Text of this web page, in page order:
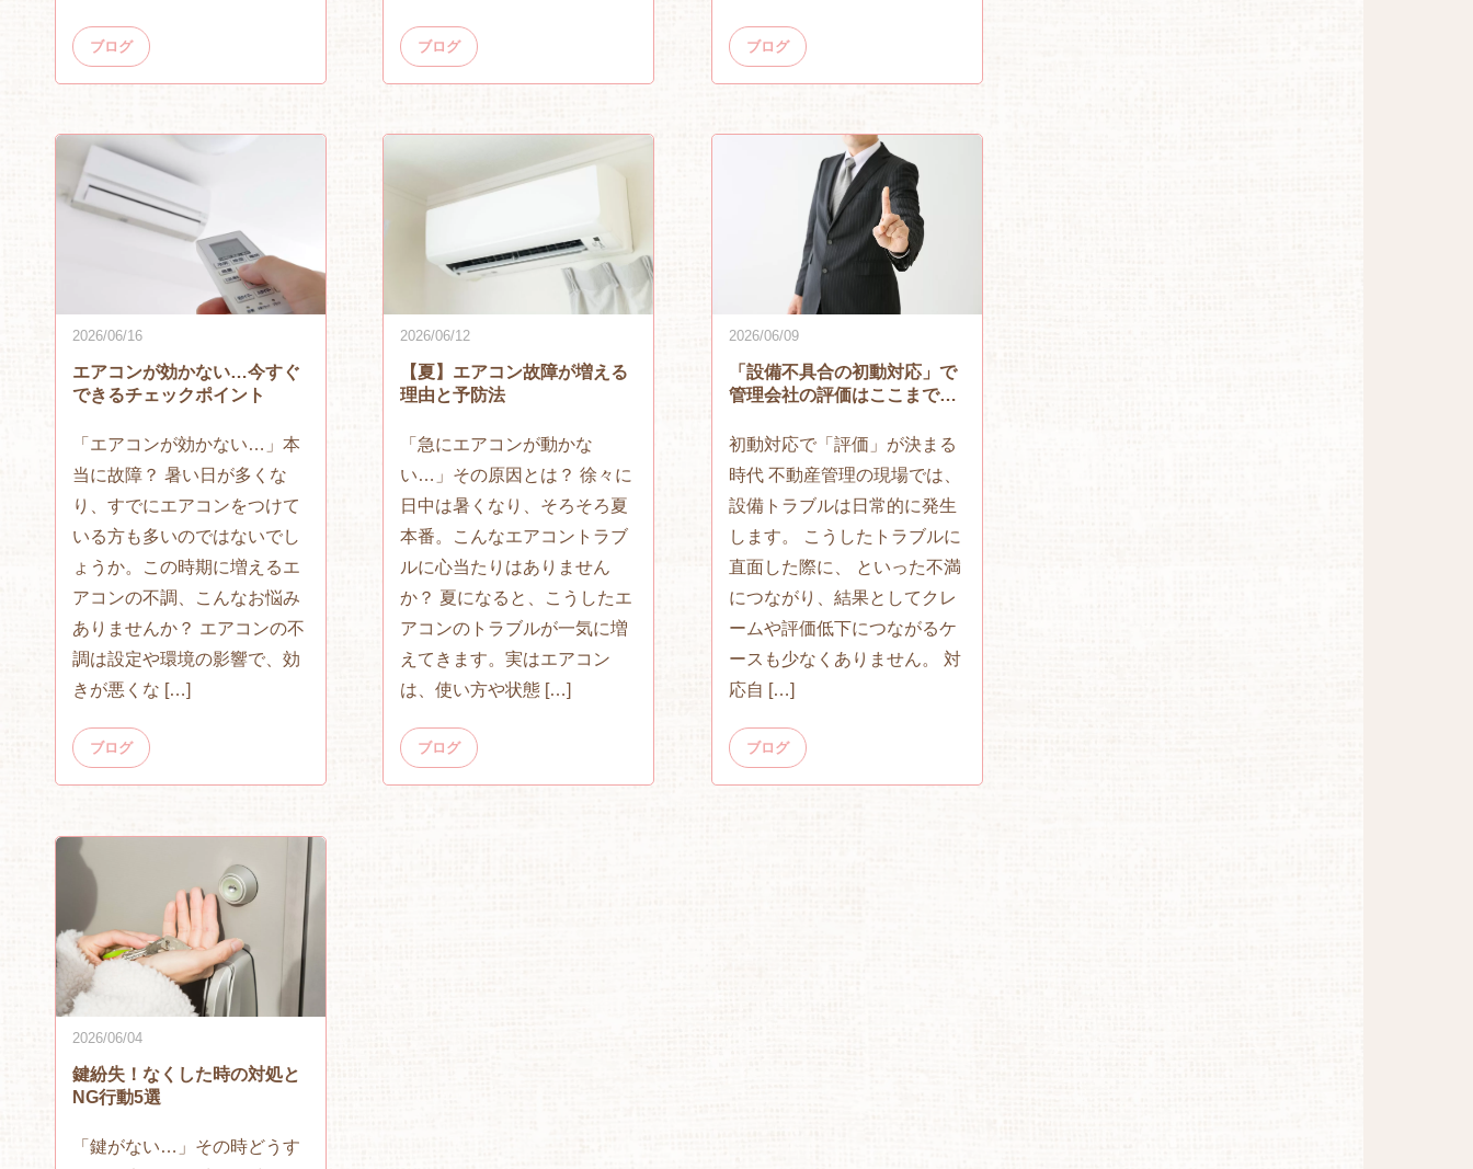
ブログ ブログ ブログ
2026/06/16
エアコンが効かない…今すぐ
できるチェックポイント
「エアコンが効かない…」本
当に故障？ 暑い日が多くな
り、すでにエアコンをつけて
いる方も多いのではないでし
ょうか。この時期に増えるエ
アコンの不調、こんなお悩み
ありませんか？ エアコンの不
調は設定や環境の影響で、効
きが悪くな […]
ブログ
2026/06/12
【夏】エアコン故障が増える
理由と予防法
「急にエアコンが動かな
い…」その原因とは？ 徐々に
日中は暑くなり、そろそろ夏
本番。こんなエアコントラブ
ルに心当たりはありません
か？ 夏になると、こうしたエ
アコンのトラブルが一気に増
えてきます。実はエアコン
は、使い方や状態 […]
ブログ
2026/06/09
「設備不具合の初動対応」で
管理会社の評価はここまで変
初動対応で「評価」が決まる
時代 不動産管理の現場では、
設備トラブルは日常的に発生
します。 こうしたトラブルに
直面した際に、 といった不満
につながり、結果としてクレ
ームや評価低下につながるケ
ースも少なくありません。 対
応自 […]
ブログ
2026/06/04
鍵紛失！なくした時の対処と
NG行動5選
「鍵がない…」その時どうす